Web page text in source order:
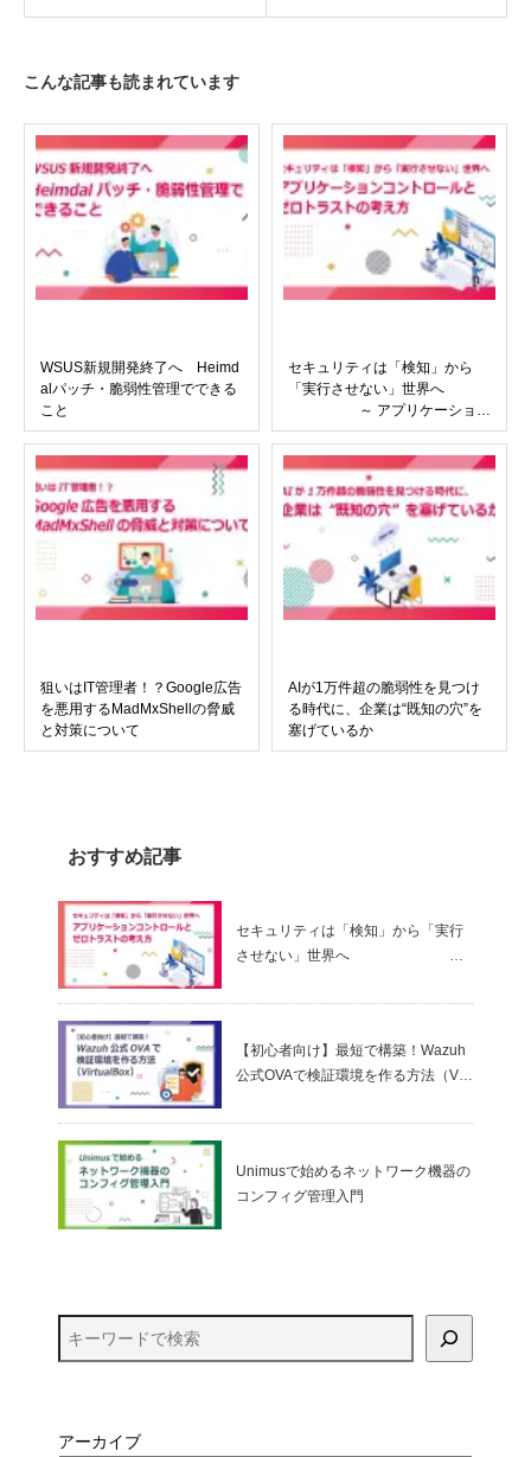
こんな記事も読まれています
WSUS新規開発終了へ Heimd
alパッチ・脆弱性管理でできる
こと
セキュリティは「検知」から
「実行させない」世界へ
～ アプリケーション
コントロールとゼロトラストの
考え方
狙いはIT管理者！？Google広告
を悪用するMadMxShellの脅威
と対策について
AIが1万件超の脆弱性を見つけ
る時代に、企業は“既知の穴”を
塞げているか
おすすめ記事
セキュリティは「検知」から「実行
させない」世界へ
ゼロトラストの考え方
【初心者向け】最短で構築！Wazuh
公式OVAで検証環境を作る方法（Virt
Unimusで始めるネットワーク機器の
コンフィグ管理入門
アーカイブ